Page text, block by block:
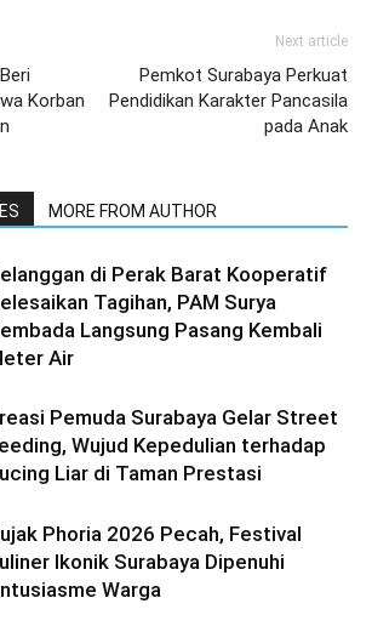
Korban
Next article
Pemkot Surabaya Perkuat
Pendidikan Karakter Pancasila
pada Anak
MORE FROM AUTHOR
di Perak Barat Kooperatif
Tagihan, PAM Surya
Langsung Pasang Kembali
Air
Pemuda Surabaya Gelar Street
Wujud Kepedulian terhadap
Liar di Taman Prestasi
Phoria 2026 Pecah, Festival
Ikonik Surabaya Dipenuhi
Warga